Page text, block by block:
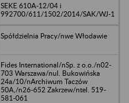
SEKE 610A-12/04 i
992700/611/1502/2014/SAK/WJ-1
Spółdzielnia Pracy/nwe Włodawie
Fides International/nSp. z o.o./n02-
703 Warszawa/nul. Bukowińska
24a/10/nArchiwum Taczów
50A,/n26-652 Zakrzew/ntel. 519-
581-061